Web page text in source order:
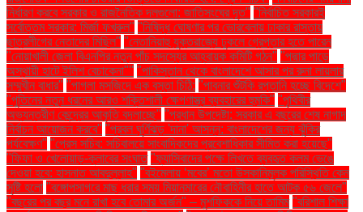
নির্ধারণ করবে সরকার ও রাজনৈতিক দলগুলো: জাতিসংঘের দূত" "নির্বাচিত সরকারই
সর্বোত্তম সরকার: মির্জা ফখরুল" "নিষিদ্ধ ঘোষণার পর ভোরবেলায় ঢাকার রাস্তায়
ছাত্রলীগের নেতাদের মিছিল" "নেতানিয়াহু যুক্তরাজ্যে ঢুকলে গ্রেপ্তার হতে পারেন
"নোয়াখালী জেলা বিএনপির নতুন পাঁচ সদস্যের আহ্বায়ক কমিটি গঠন" "পদ্মার পাড়ে
অস্থায়ী হাটে ইলিশ বেচাকেনা"'' "পাকিস্তান থেকে বাংলাদেশে আসার পর রুনা লায়লার
সম্মুখীন বাধার" "পাগলা মসজিদে এক বস্তা চিঠি: "পাবনার শুঁটকি রপ্তানি হচ্ছে বিদেশে"
"পুতিনের নতুন ধরনের আরও শক্তিশালী ক্ষেপণাস্ত্র ব্যবহারের হুমকি" "পৃথিবীর
অভ্যন্তরীণ কেন্দ্রের আকৃতি বদলাচ্ছে" "প্রধান উপদেষ্টা: সরকার এ বছরের শেষ নাগাদ
নির্বাচন আয়োজন করবে" "প্রবল ঘূর্ণিঝড় 'দানা' আসন্ন: বাংলাদেশের জন্য ঝুঁকির
পর্যবেক্ষণ" "প্রেস সচিব: সচিবালয়ে সাংবাদিকদের প্রবেশাধিকার সীমিত করা হয়েছে"
"ফিফা ও খেলোয়াড়-ক্লাবের সংঘাত "ফ্যাসিবাদের পক্ষে লিখতে ব্যবহৃত কলম ভেঙে
দেওয়া হবে: হাসনাত আবদুল্লাহ" "বইমেলায় ‘মবের’ মতো উসকানিমূলক পরিস্থিতি কেন
সৃষ্টি হলো "বঙ্গোপসাগরে মাছ ধরার সময় মিয়ানমারের নৌবাহিনীর হাতে আটক ৫৬ জেলে"
"বছরের পর বছর মনে রাখা হবে তোমার অর্জন" – মুশফিককে নিয়ে তামিম "বরিশাল শিক্ষা